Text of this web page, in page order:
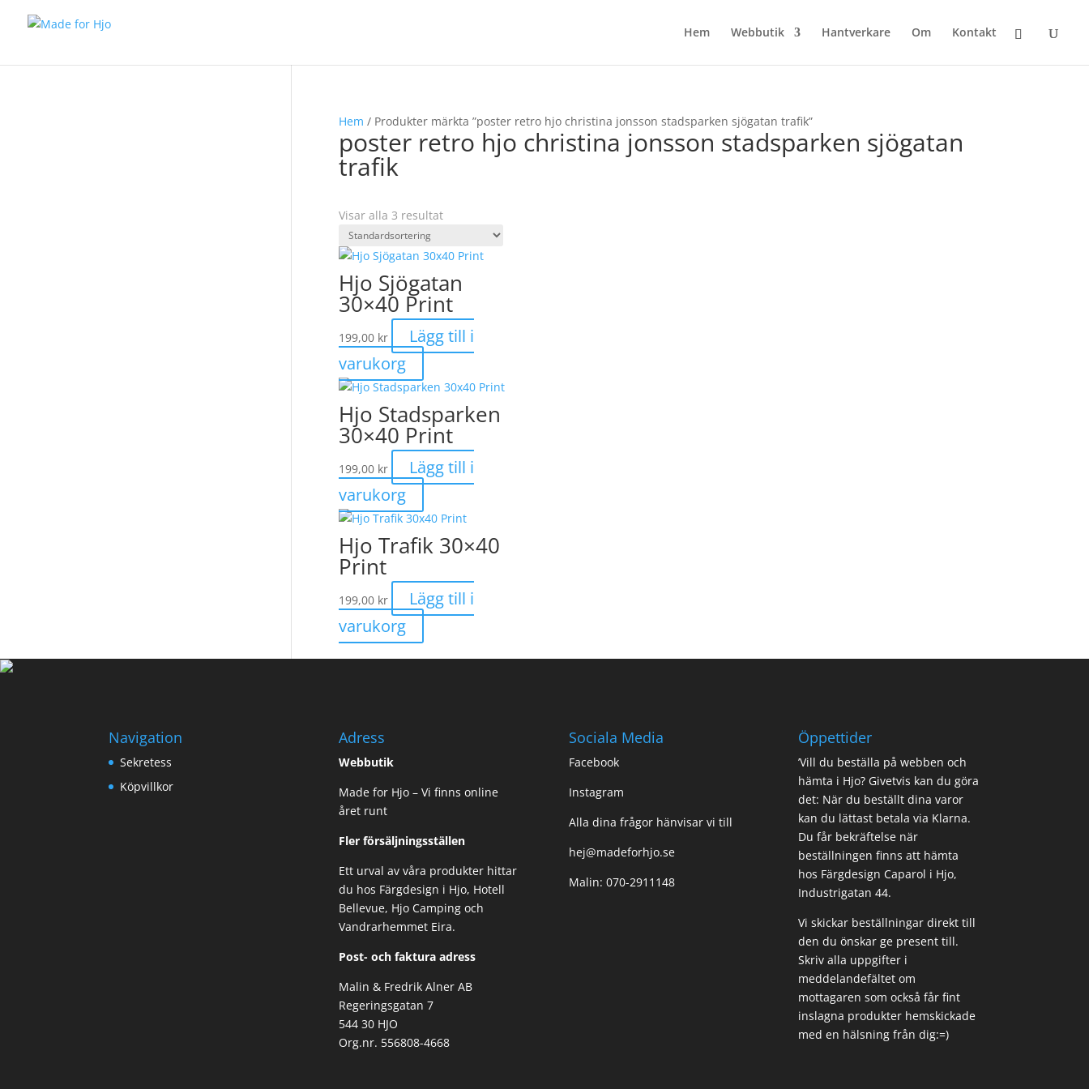
Hem Webbutik Hantverkare Om Kontakt
Hem / Produkter märkta ”poster retro hjo christina jonsson stadsparken sjögatan trafik”
poster retro hjo christina jonsson stadsparken sjögatan
trafik
Visar alla 3 resultat
Hjo Sjögatan
30×40 Print
199,00 kr
Lägg till i
varukorg
Hjo Stadsparken
30×40 Print
199,00 kr
Lägg till i
varukorg
Hjo Trafik 30×40
Print
199,00 kr
Lägg till i
varukorg
Navigation
Sekretess
Köpvillkor
Adress
Webbutik
Made for Hjo – Vi finns online
året runt
Fler försäljningsställen
Ett urval av våra produkter hittar
du hos Färgdesign i Hjo, Hotell
Bellevue, Hjo Camping och
Vandrarhemmet Eira.
Post- och faktura adress
Malin & Fredrik Alner AB
Regeringsgatan 7
544 30 HJO
Org.nr. 556808-4668
Sociala Media
Facebook
Instagram
Alla dina frågor hänvisar vi till
hej@madeforhjo.se
Malin: 070-2911148
Öppettider
’Vill du beställa på webben och
hämta i Hjo? Givetvis kan du göra
det: När du beställt dina varor
kan du lättast betala via Klarna.
Du får bekräftelse när
beställningen finns att hämta
hos Färgdesign Caparol i Hjo,
Industrigatan 44.
Vi skickar beställningar direkt till
den du önskar ge present till.
Skriv alla uppgifter i
meddelandefältet om
mottagaren som också får fint
inslagna produkter hemskickade
med en hälsning från dig:=)